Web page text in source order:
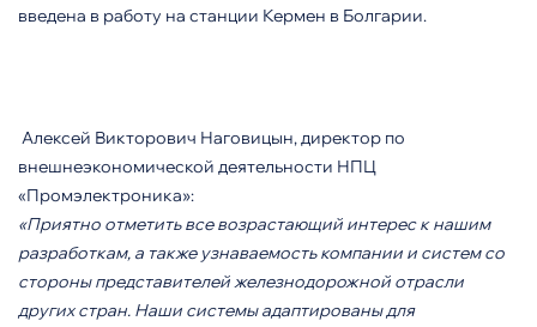
введена в работу на станции Кермен в Болгарии.
Алексей Викторович Наговицын, директор по
внешнеэкономической деятельности НПЦ
«Промэлектроника»:
«Приятно отметить все возрастающий интерес к нашим
разработкам, а также узнаваемость компании и систем со
стороны представителей железнодорожной отрасли
других стран. Наши системы адаптированы для